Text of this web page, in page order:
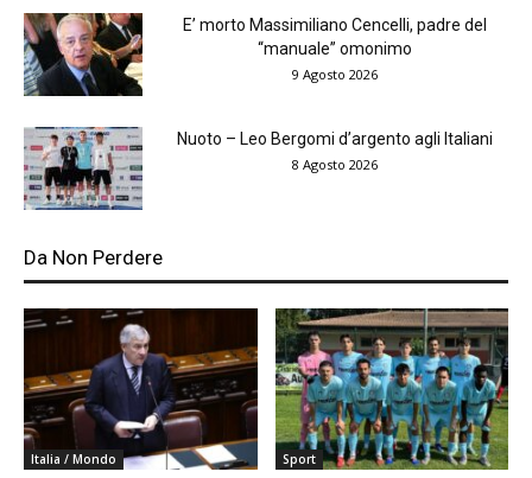
E’ morto Massimiliano Cencelli, padre del
“manuale” omonimo
9 Agosto 2026
Nuoto – Leo Bergomi d’argento agli Italiani
8 Agosto 2026
Da Non Perdere
Italia / Mondo Sport